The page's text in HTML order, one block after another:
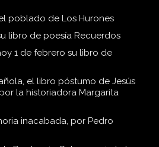
poblado de Los Hurones
libro de poesía Recuerdos
1 de febrero su libro de
el libro póstumo de Jesús
la historiadora Margarita
inacabada, por Pedro